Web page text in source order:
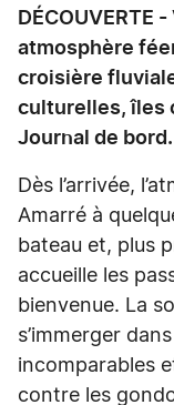
DÉCOUVERTE
atmosphère
croisière
culturelles, îles
Journal de bord.
Dès l’arrivée,
Amarré à
bateau et, plus
accueille les
bienvenue. La
s’immerger
incomparables
contre les